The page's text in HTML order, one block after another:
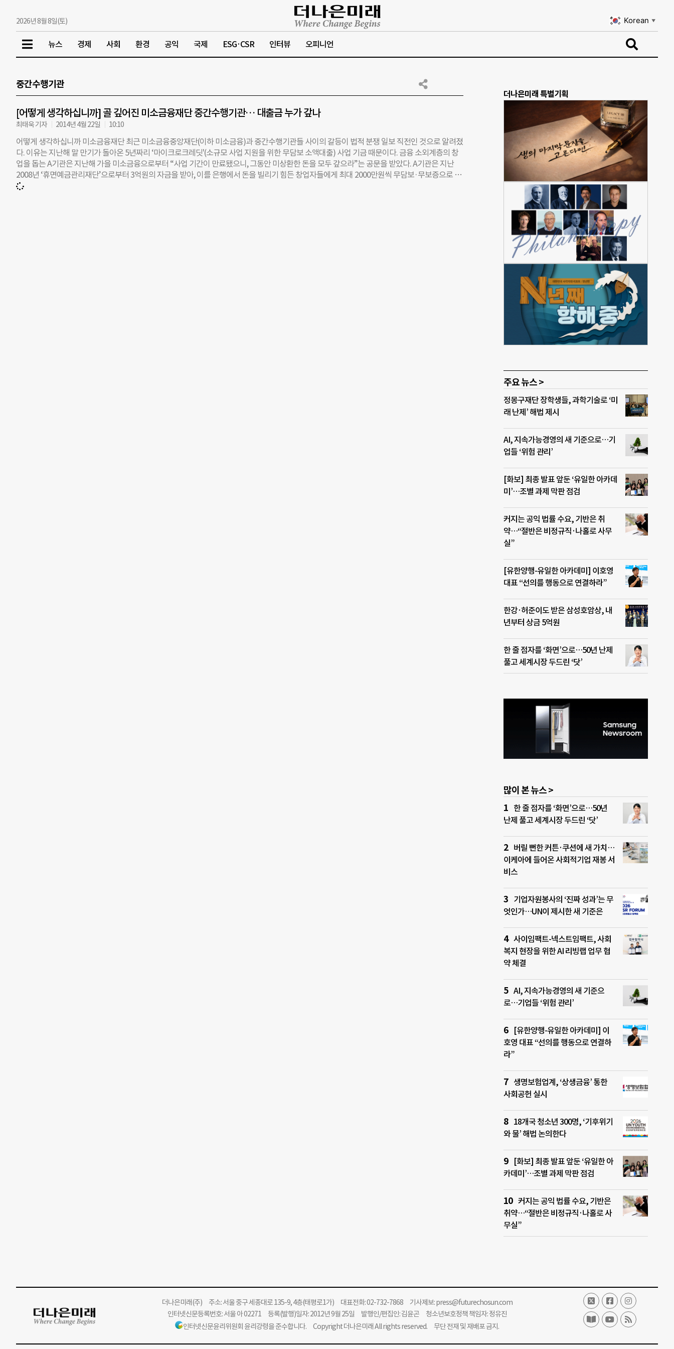
2026년 8월 8일(토) Korean ▼
뉴스 경제 사회 환경 공익 국제 ESG·CSR 인터뷰 오피니언
중간수행기관
[어떻게 생각하십니까] 골 깊어진 미소금융재단 중간수행기관… 대출금 누가 갚나
최태욱 기자 2014년 4월 22일 10:10
어떻게 생각하십니까 미소금융재단 최근 미소금융중앙재단(이하 미소금융)과 중간수행기관들 사이의 갈등이 법적 분쟁 일보 직전인 것으로 알려졌
다. 이유는 지난해 말 만기가 돌아온 5년짜리 ‘마이크로크레딧'(소규모 사업 지원을 위한 무담보 소액대출) 사업 기금 때문이다. 금융 소외계층의 창
업을 돕는 A기관은 지난해 가을 미소금융으로부터 “사업 기간이 만료됐으니, 그동안 미상환한 돈을 모두 갚으라”는 공문을 받았다. A기관은 지난
2008년 ‘휴면예금관리재단’으로부터 3억원의 자금을 받아, 이를 은행에서 돈을 빌리기 힘든 창업자들에게 최대 2000만원씩 무담보·무보증으로 대
출해줬다. 문제는 마이크로크레딧 사업의 성격상 창업 성공률이 높지 않아, 대출 상환율도 떨어진다는 것이다. 이들의 상환율은 평균 50~60% 정도
더나은미래 특별기획
주요 뉴스 >
정몽구재단 장학생들, 과학기술로 ‘미
래 난제’ 해법 제시
AI, 지속가능경영의 새 기준으로…기
업들 ‘위험 관리’
[화보] 최종 발표 앞둔 ‘유일한 아카데
미’…조별 과제 막판 점검
커지는 공익 법률 수요, 기반은 취
약…“절반은 비정규직·나홀로 사무
실”
[유한양행-유일한 아카데미] 이호영
대표 “선의를 행동으로 연결하라”
한강·허준이도 받은 삼성호암상, 내
년부터 상금 5억원
한 줄 점자를 ‘화면’으로…50년 난제
풀고 세계시장 두드린 ‘닷’
많이 본 뉴스 >
한 줄 점자를 ‘화면’으로…50년
난제 풀고 세계시장 두드린 ‘닷’
버릴 뻔한 커튼·쿠션에 새 가치…
이케아에 들어온 사회적기업 재봉 서
비스
기업자원봉사의 ‘진짜 성과’는 무
엇인가…UN이 제시한 새 기준은
사이임팩트-넥스트임팩트, 사회
복지 현장을 위한 AI 리빙랩 업무 협
약 체결
AI, 지속가능경영의 새 기준으
로…기업들 ‘위험 관리’
[유한양행-유일한 아카데미] 이
호영 대표 “선의를 행동으로 연결하
라”
생명보험업계, ‘상생금융’ 통한
사회공헌 실시
18개국 청소년 300명, ‘기후위기
와 물’ 해법 논의한다
[화보] 최종 발표 앞둔 ‘유일한 아
카데미’…조별 과제 막판 점검
커지는 공익 법률 수요, 기반은
취약…“절반은 비정규직·나홀로 사
무실”
더나은미래(주)주소: 서울 중구 세종대로 135-9, 4층(태평로1가) 대표전화: 02-732-7868 기사제보:press@futurechosun.com
인터넷신문등록번호: 서울 아 02271 등록(발행)일자: 2012년 9월 25일 발행인/편집인: 김윤곤 청소년보호정책 책임자: 정유진
인터넷신문윤리위원회 윤리강령을 준수합니다. Copyright 더나은미래 All rights reserved. 무단 전재 및 재배포 금지.